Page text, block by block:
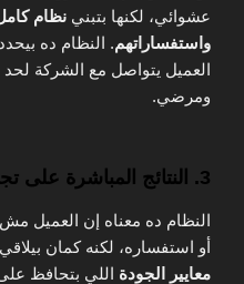
عشوائي، لكنها بتبني نظام
واستفساراتهم. النظام ده
العميل يتواصل مع الشركة
ومرضي.
3. النتائج المباشرة على تجربة العميل
النظام ده معناه إن العميل
أو استفساره، لكنه كمان بيلاقي
معايير الجودة اللي بتحافظ